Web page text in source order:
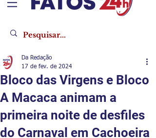
Bloco das Virgens e Bloco
A Macaca animam a
primeira noite de desfiles
do Carnaval em Cachoeira
Da Redação
17 de fev. de 2024